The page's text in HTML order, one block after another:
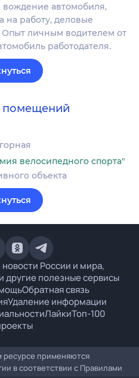
автомобиля,
на работу, деловые
Опыт личным водителем от
работодателя.
помещений
велосипедного спорта"
объекта
России и мира,
другие полезные сервисы
Обратная связь
Удаление информации
ЛайкиТоп-100
применяются
в соответствии с Правилами